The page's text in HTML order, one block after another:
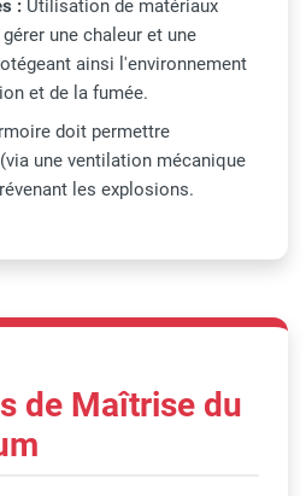
: Utilisation de matériaux
une chaleur et une
ainsi l'environnement
et de la fumée.
doit permettre
une ventilation mécanique
les explosions.
de Maîtrise du